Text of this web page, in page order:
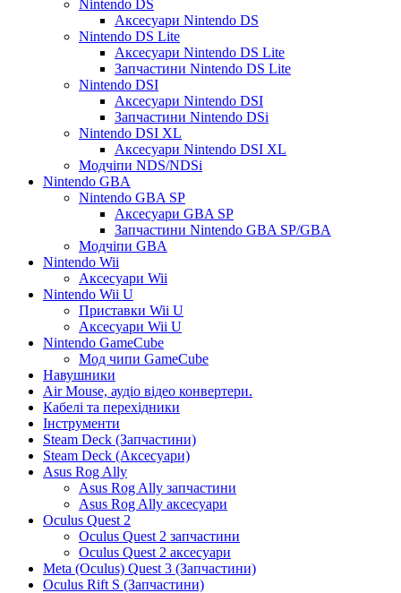
Nintendo DS
Аксесуари Nintendo DS
Nintendo DS Lite
Аксесуари Nintendo DS Lite
Запчастини Nintendo DS Lite
Nintendo DSI
Аксесуари Nintendo DSI
Запчастини Nintendo DSi
Nintendo DSI XL
Аксесуари Nintendo DSI XL
Модчіпи NDS/NDSi
Nintendo GBA
Nintendo GBA SP
Аксесуари GBA SP
Запчастини Nintendo GBA SP/GBA
Модчіпи GBA
Nintendo Wii
Аксесуари Wii
Nintendo Wii U
Приставки Wii U
Аксесуари Wii U
Nintendo GameCube
Мод чипи GameCube
Навушники
Air Mouse, аудіо відео конвертери.
Кабелі та перехідники
Інструменти
Steam Deck (Запчастини)
Steam Deck (Аксесуари)
Asus Rog Ally
Asus Rog Ally запчастини
Asus Rog Ally аксесуари
Oculus Quest 2
Oculus Quest 2 запчастини
Oculus Quest 2 аксесуари
Meta (Oculus) Quest 3 (Запчастини)
Oculus Rift S (Запчастини)